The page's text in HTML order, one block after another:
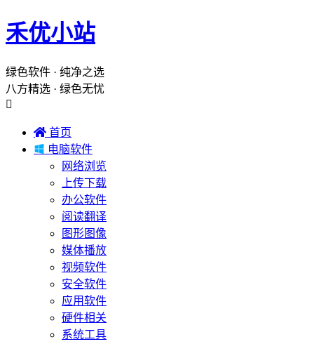
禾优小站
绿色软件 · 纯净之选
八方精选 · 绿色无忧

 首页
 电脑软件
网络浏览
上传下载
办公软件
阅读翻译
图形图像
媒体播放
视频软件
安全软件
应用软件
硬件相关
系统工具